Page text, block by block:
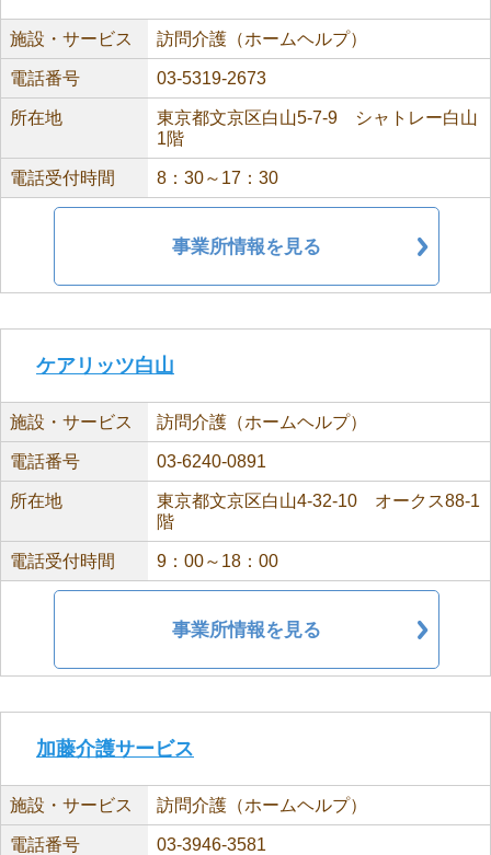
施設・サービス 訪問介護（ホームヘルプ）
電話番号 03-5319-2673
所在地
東京都文京区白山5-7-9 シャトレー白山
1階
電話受付時間 8：30～17：30
事業所情報を見る
ケアリッツ白山
施設・サービス 訪問介護（ホームヘルプ）
電話番号 03-6240-0891
所在地
東京都文京区白山4-32-10 オークス88-1
階
電話受付時間 9：00～18：00
事業所情報を見る
加藤介護サービス
施設・サービス 訪問介護（ホームヘルプ）
電話番号 03-3946-3581